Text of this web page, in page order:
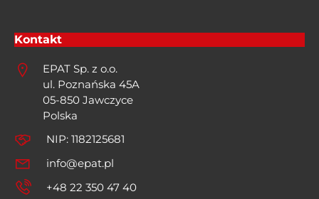
Kontakt
EPAT Sp. z o.o.
ul. Poznańska 45A
05-850 Jawczyce
Polska
NIP: 1182125681
info@epat.pl
+48 22 350 47 40